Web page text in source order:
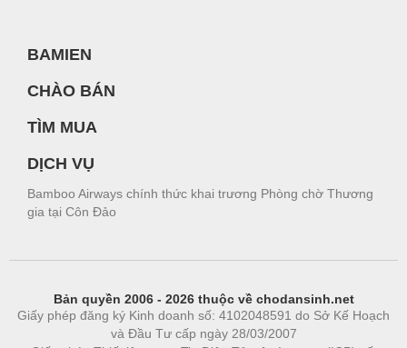
BAMIEN
CHÀO BÁN
TÌM MUA
DỊCH VỤ
Bamboo Airways chính thức khai trương Phòng chờ Thương
gia tại Côn Đảo
Bản quyền 2006 - 2026 thuộc về chodansinh.net
Giấy phép đăng ký Kinh doanh số: 4102048591 do Sở Kế Hoạch
và Đầu Tư cấp ngày 28/03/2007